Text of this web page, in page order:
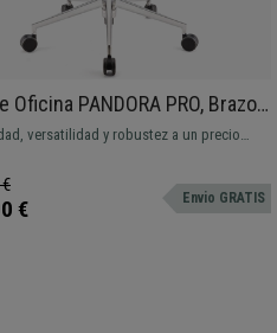
Oficina PANDORA PRO, Brazos
Base Metálica, Gran
Azul
versatilidad y robustez a un precio
Este estupendo modelo ofrece un
equilibrio para tu día a día, varios colores
€ Envio GRATIS